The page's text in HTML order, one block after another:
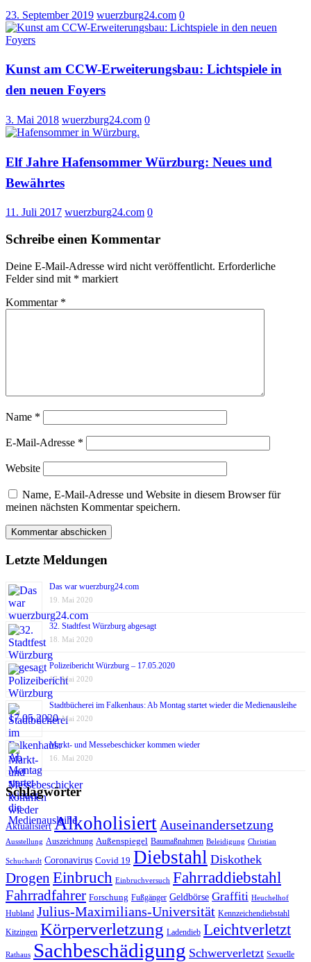
23. September 2019 wuerzburg24.com 0
Kunst am CCW-Erweiterungsbau: Lichtspiele in
den neuen Foyers
3. Mai 2018 wuerzburg24.com 0
Elf Jahre Hafensommer Würzburg: Neues und
Bewährtes
11. Juli 2017 wuerzburg24.com 0
Schreibe einen Kommentar
Deine E-Mail-Adresse wird nicht veröffentlicht. Erforderliche
Felder sind mit * markiert
Kommentar *
Name *
E-Mail-Adresse *
Website
Name, E-Mail-Adresse und Website in diesem Browser für
meinen nächsten Kommentar speichern.
Letzte Meldungen
Das war wuerzburg24.com
19. Mai 2020
32. Stadtfest Würzburg abgesagt
18. Mai 2020
Polizeibericht Würzburg – 17.05.2020
17. Mai 2020
Stadtbücherei im Falkenhaus: Ab Montag startet wieder die Medienausleihe
17. Mai 2020
Markt- und Messebeschicker kommen wieder
16. Mai 2020
Schlagwörter
Aktualisiert Alkoholisiert Auseinandersetzung
Ausstellung Auszeichnung Außenspiegel Baumaßnahmen Beleidigung Christian
Schuchardt Coronavirus Covid 19 Diebstahl Diskothek
Drogen Einbruch Einbruchversuch Fahrraddiebstahl
Fahrradfahrer Forschung Fußgänger Geldbörse Graffiti Heuchelhof
Hubland Julius-Maximilians-Universität Kennzeichendiebstahl
Kitzingen Körperverletzung Ladendieb Leichtverletzt
Rathaus Sachbeschädigung Schwerverletzt Sexuelle